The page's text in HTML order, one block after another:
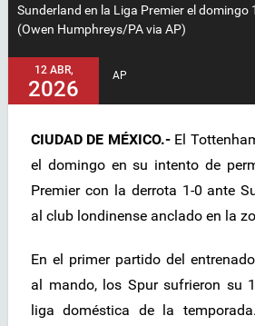
Sunderland en la Liga Premier el domingo
(Owen Humphreys/PA via AP)
12 ABR,
2026
AP
CIUDAD DE MÉXICO.- El
el domingo en su intento de
Premier con la derrota 1-0 ante
al club londinense anclado en la
En el primer partido del
al mando, los Spur sufrieron su
liga doméstica de la